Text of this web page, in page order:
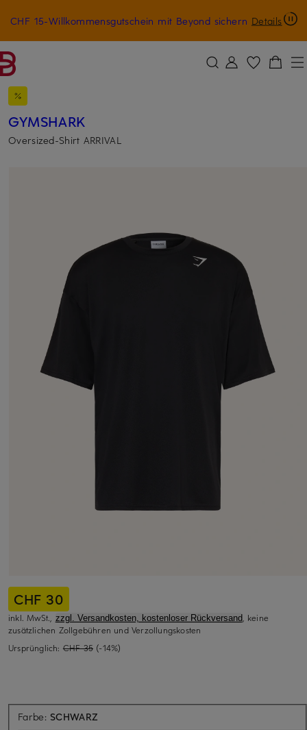
ZUM HAUPTINHALT ÜBERSPRINGEN ZUM SUCHFELD ÜBERSPRINGEN
CHF 15-Willkommensgutschein mit Beyond sichern Details
GYMSHARK
Oversized-Shirt ARRIVAL
CHF 30
inkl. MwSt., zzgl. Versandkosten, kostenloser Rückversand, keine
zusätzlichen Zollgebühren und Verzollungskosten
Ursprünglich: CHF 35 (-14%)
Farbe: SCHWARZ